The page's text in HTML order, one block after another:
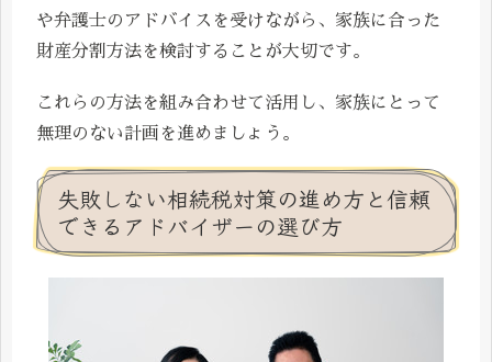
や弁護士のアドバイスを受けながら、家族に合った
財産分割方法を検討することが大切です。
これらの方法を組み合わせて活用し、家族にとって
無理のない計画を進めましょう。
失敗しない相続税対策の進め方と信頼
できるアドバイザーの選び方